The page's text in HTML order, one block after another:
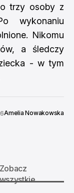
trzy osoby z
wykonaniu
Nikomu
a śledczy
- w tym
Amelia Nowakowska
Zobacz
wszystkie